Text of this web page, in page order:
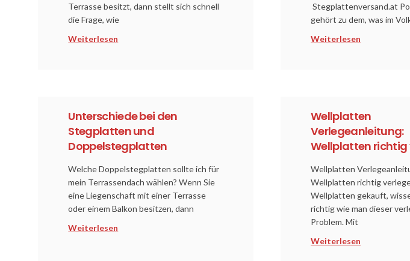
Terrasse besitzt, dann stellt sich schnell
die Frage, wie
Weiterlesen
Stegplattenversand.at
gehört zu dem, was im
Weiterlesen
Unterschiede bei den
Stegplatten und
Doppelstegplatten
Welche Doppelstegplatten sollte ich für
mein Terrassendach wählen? Wenn Sie
eine Liegenschaft mit einer Terrasse
oder einem Balkon besitzen, dann
Weiterlesen
Wellplatten
Verlegeanleitung:
Wellplatten richtig
Wellplatten
Wellplatten richtig
Wellplatten gekauft,
richtig wie man dieser
Problem. Mit
Weiterlesen